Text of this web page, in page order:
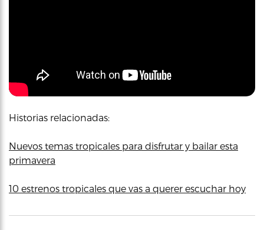
Historias relacionadas:
Nuevos temas tropicales para disfrutar y bailar esta
primavera
10 estrenos tropicales que vas a querer escuchar hoy